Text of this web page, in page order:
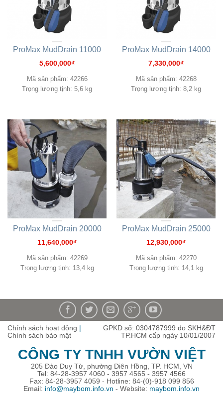
ProMax MudDrain 11000
5,600,000₫
Mã sản phẩm: 42266
Trọng lượng tịnh: 5,6 kg
ProMax MudDrain 14000
7,330,000₫
Mã sản phẩm: 42268
Trọng lượng tịnh: 8,2 kg
ProMax MudDrain 20000
11,640,000₫
Mã sản phẩm: 42269
Trọng lượng tịnh: 13,4 kg
ProMax MudDrain 25000
12,930,000₫
Mã sản phẩm: 42270
Trọng lượng tịnh: 14,1 kg
Chính sách hoạt động |
Chính sách bảo mật
GPKD số: 0304787999 do SKH&ĐT
TP.HCM cấp ngày 10/01/2007
CÔNG TY TNHH VƯỜN VIỆT
205 Đào Duy Từ, phường Diên Hồng, TP. HCM, VN
Tel: 84-28-3957 4060 - 3957 4565 - 3957 4566
Fax: 84-28-3957 4059 - Hotline: 84-(0)-918 099 856
Email: info@maybom.info.vn - Website: maybom.info.vn